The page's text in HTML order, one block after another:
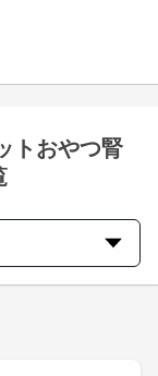
トおやつ腎